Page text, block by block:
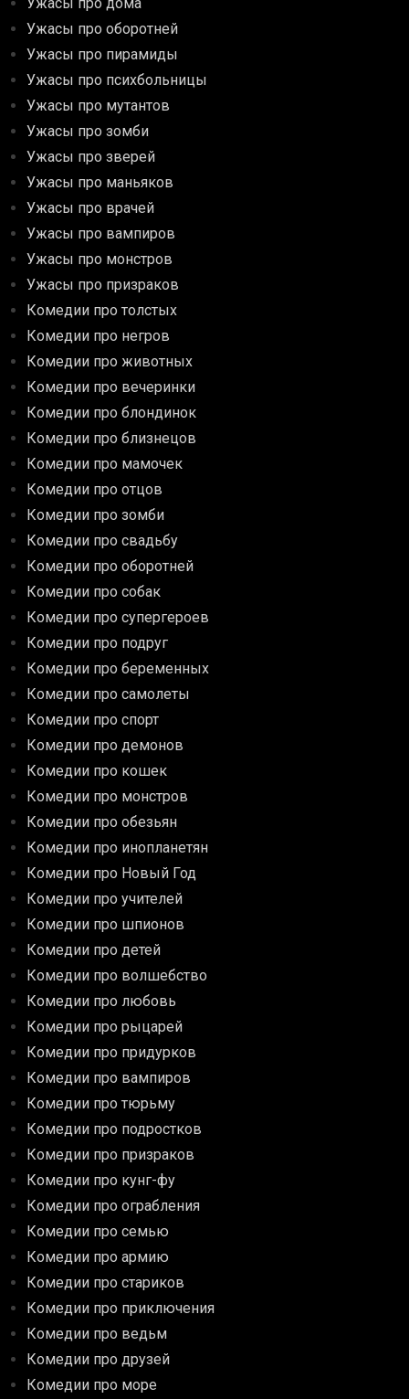
Ужасы про оборотней
Ужасы про пирамиды
Ужасы про психбольницы
Ужасы про мутантов
Ужасы про зомби
Ужасы про зверей
Ужасы про маньяков
Ужасы про врачей
Ужасы про вампиров
Ужасы про монстров
Ужасы про призраков
Комедии про толстых
Комедии про негров
Комедии про животных
Комедии про вечеринки
Комедии про блондинок
Комедии про близнецов
Комедии про мамочек
Комедии про отцов
Комедии про зомби
Комедии про свадьбу
Комедии про оборотней
Комедии про собак
Комедии про супергероев
Комедии про подруг
Комедии про беременных
Комедии про самолеты
Комедии про спорт
Комедии про демонов
Комедии про кошек
Комедии про монстров
Комедии про обезьян
Комедии про инопланетян
Комедии про Новый Год
Комедии про учителей
Комедии про шпионов
Комедии про детей
Комедии про волшебство
Комедии про любовь
Комедии про рыцарей
Комедии про придурков
Комедии про вампиров
Комедии про тюрьму
Комедии про подростков
Комедии про призраков
Комедии про кунг-фу
Комедии про ограбления
Комедии про семью
Комедии про армию
Комедии про стариков
Комедии про приключения
Комедии про ведьм
Комедии про друзей
Комедии про море